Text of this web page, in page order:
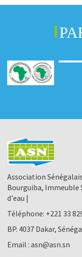
Association
Bourguiba, Immeuble
d'eau |
Téléphone: +221 33
BP. 4037 Dakar,
Email : asn@asn.sn